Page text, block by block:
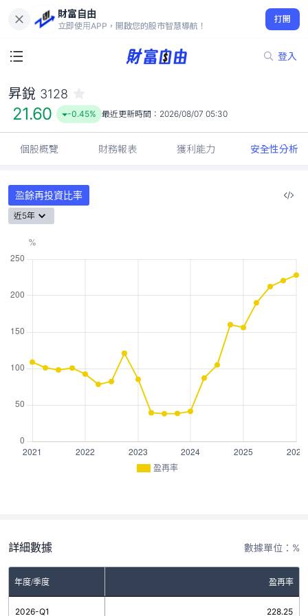
財富自由
立即使用APP，開啟您的股市智慧導航！
打開
登入
21.60
-0.45%
昇銳 3128
21.60 -0.45% 最近更新時間： 2026/08/07 05:30
個股概覽 財務報表 獲利能力 安全性分析
盈餘再投資比率
近5年
盈再率
詳細數據 數據單位：%
年度/季度 盈再率
2026-Q1 228.25